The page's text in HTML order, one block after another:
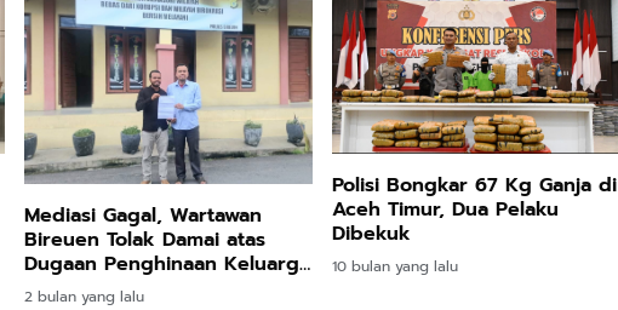
Mediasi Gagal, Wartawan
Bireuen Tolak Damai atas
Dugaan Penghinaan Keluarga
di Facebook
2 bulan yang lalu
Polisi Bongkar 67 Kg Ganja di
Aceh Timur, Dua Pelaku
Dibekuk
10 bulan yang lalu